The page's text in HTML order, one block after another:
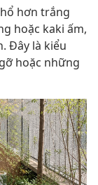
hơn trắng
hoặc kaki ấm,
Đây là kiểu
hoặc những